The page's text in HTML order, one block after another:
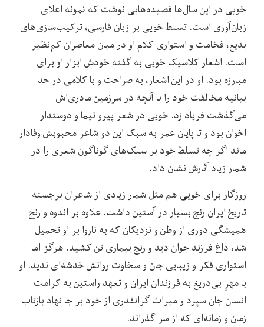
خویی در این سال‌ها قصیده‌هایی نوشت که نمونه اعلای
زبان‌آوری است. تسلط خویی بر زبان فارسی، ترکیب‌سازی‌های
بدیع، فخامت و استواری کلام او در میان معاصران کم‌نظیر
است. اشعار کلاسیک خویی به گفته خودش ابزار او برای
مبارزه بود. او در این اشعار، به صراحت و با کلامی در حد
بیانیه مخالفت خود را با آنچه در سرزمین مادری‌اش
می‌گذشت فریاد زد. خویی در شعر پیرو نیما و دوستدار
اخوان بود و تا پایان عمر به سبک این دو شاعر محبوبش وفادار
ماند اگر چه تسلط خود بر سبک‌های گوناگون شعری را در
شمار زیاد آثارش نشان داد.
روزگار برای خویی هم مثل شمار زیادی از شاعران برجسته
تاریخ ایران رنج بسیار در آستین داشت. علاوه بر اندوه و رنج
همیشگی دوری از وطن و نزدیکان که به ناروا بر او تحمیل
شد، داغ فرزند جوان دید و رنج بیماری تن کشید. هرگز اما
استواری فکر و زیبایی جان و سخاوت روانش خدشه‌ای ندید. او
با مهرِ‌ بی‌دریغ به فرزندان ایران و تعهد راستین به کرامت
انسان جان سپرد و میراث گرانقدری از خود بر جا نهاد بازتاب
زمان و زمانه‌ای که از سر گذراند.